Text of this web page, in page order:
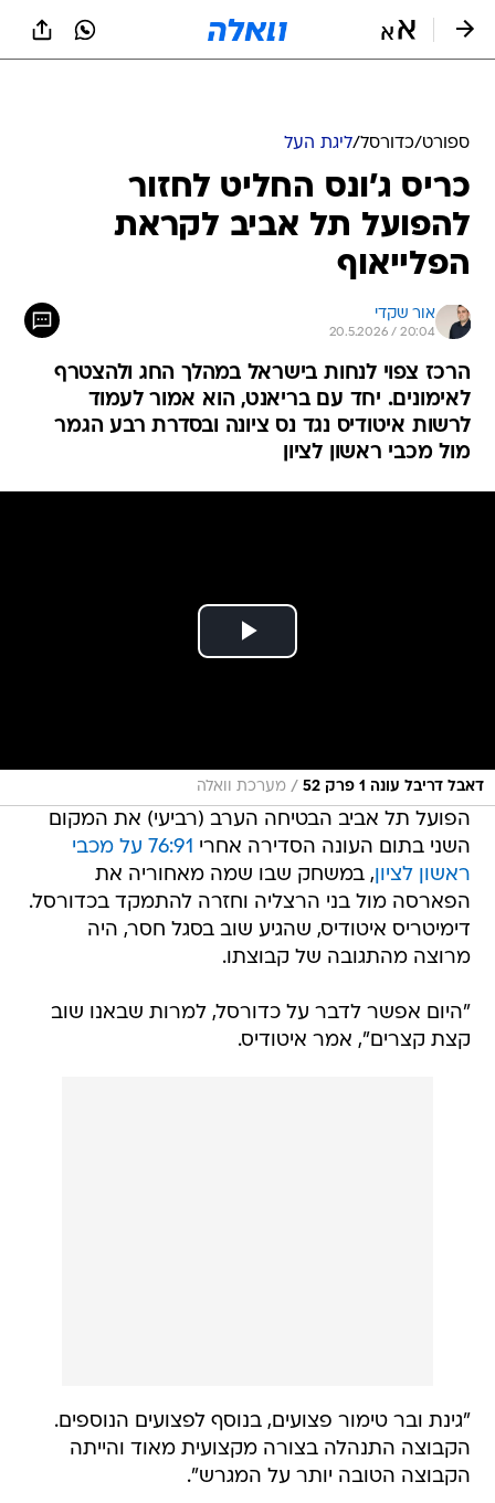
ספורט/כדורסל/ליגת העל
כריס ג'ונס החליט לחזור
להפועל תל אביב לקראת
הפלייאוף
אור שקדי
20.5.2026 / 20:04
הרכז צפוי לנחות בישראל במהלך החג ולהצטרף
לאימונים. יחד עם בריאנט, הוא אמור לעמוד
לרשות איטודיס נגד נס ציונה ובסדרת רבע הגמר
מול מכבי ראשון לציון
דאבל דריבל עונה 1 פרק 52 / מערכת וואלה
הפועל תל אביב הבטיחה הערב (רביעי) את המקום
השני בתום העונה הסדירה אחרי
76:91 על מכבי
ראשון לציון, במשחק שבו שמה מאחוריה את
הפארסה מול בני הרצליה וחזרה להתמקד בכדורסל.
דימיטריס איטודיס, שהגיע שוב בסגל חסר, היה
מרוצה מהתגובה של קבוצתו.
"היום אפשר לדבר על כדורסל, למרות שבאנו שוב
קצת קצרים", אמר איטודיס.
"גינת ובר טימור פצועים, בנוסף לפצועים הנוספים.
הקבוצה התנהלה בצורה מקצועית מאוד והייתה
הקבוצה הטובה יותר על המגרש".